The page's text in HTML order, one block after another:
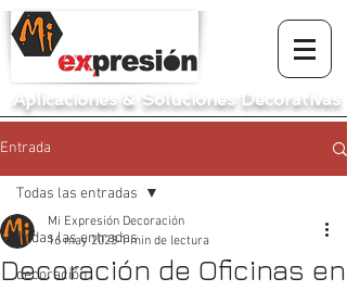
Aplicaciones & Soluciones Decorativas
Entrada
Todas las entradas
decoración
Todas las entradas
Decoración de Oficinas en
Mi Expresión Decoración
16 may 2023 1 min de lectura